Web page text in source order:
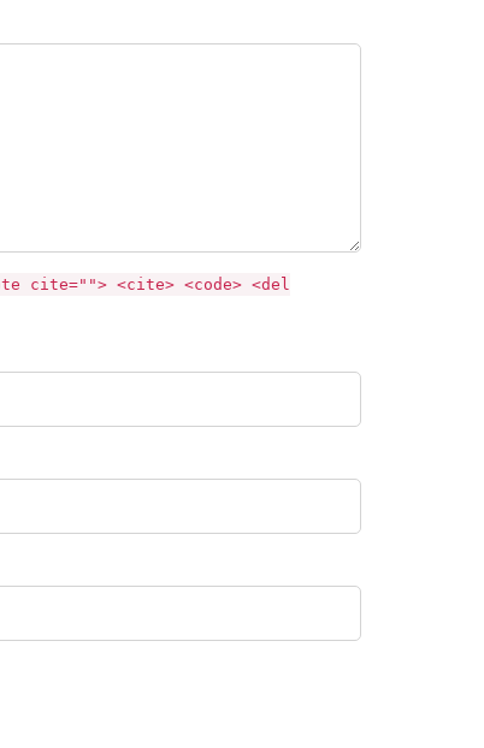
cite=""> <cite> <code> <del